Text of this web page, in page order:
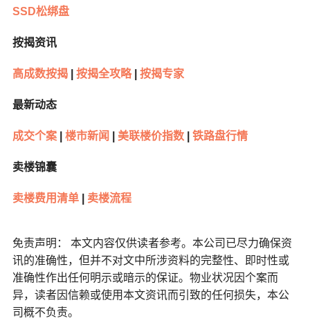
SSD松绑盘
按揭资讯
高成数按揭| 按揭全攻略| 按揭专家
最新动态
成交个案| 楼市新闻 美联楼价指数| 铁路盘行情
卖楼锦囊
卖楼费用清单| 卖楼流程
免责声明： 本文内容仅供读者参考。本公司已尽力确保资
讯的准确性，但并不对文中所涉资料的完整性、即时性或
准确性作出任何明示或暗示的保证。物业状况因个案而
异，读者因信赖或使用本文资讯而引致的任何损失，本公
司概不负责。